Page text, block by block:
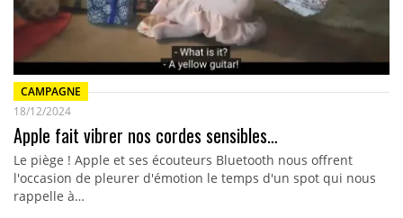
CAMPAGNE
18/12/2024
Apple fait vibrer nos cordes sensibles…
Le piège ! Apple et ses écouteurs Bluetooth nous offrent
l'occasion de pleurer d'émotion le temps d'un spot qui nous
rappelle à…